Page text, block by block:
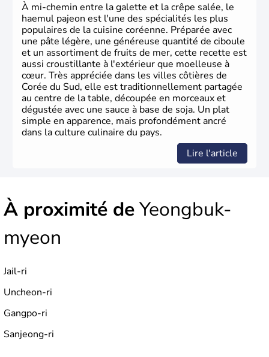
À mi-chemin entre la galette et la crêpe salée, le
haemul pajeon est l'une des spécialités les plus
populaires de la cuisine coréenne. Préparée avec
une pâte légère, une généreuse quantité de ciboule
et un assortiment de fruits de mer, cette recette est
aussi croustillante à l'extérieur que moelleuse à
cœur. Très appréciée dans les villes côtières de
Corée du Sud, elle est traditionnellement partagée
au centre de la table, découpée en morceaux et
dégustée avec une sauce à base de soja. Un plat
simple en apparence, mais profondément ancré
dans la culture culinaire du pays.
Lire l'article
À proximité deYeongbuk-
myeon
Jail-ri
Uncheon-ri
Gangpo-ri
Sanjeong-ri